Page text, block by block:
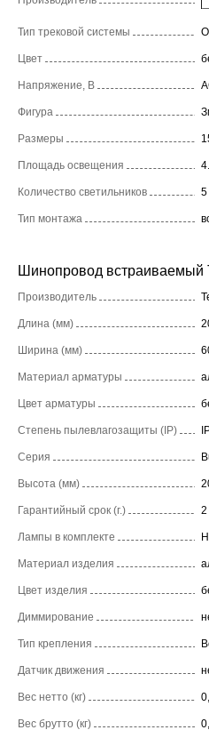
Тип трековой системы
Цвет
Напряжение, В
Фигура
Размеры
Площадь освещения
Количество светильников 5
Тип монтажа
Шинопровод встраиваемый
Производитель
Длина (мм)
Ширина (мм)
Материал арматуры
Цвет арматуры
Степень пылевлагозащиты (IP)
Серия
Высота (мм)
Гарантийный срок (г.) 2
Лампы в комплекте
Материал изделия
Цвет изделия
Диммирование
Тип крепления
Датчик движения
Вес нетто (кг)
Вес брутто (кг)